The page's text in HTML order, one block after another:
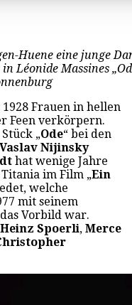
Huene eine junge
Léonide Massines
Frauen in hellen
Feen verkörpern.
„Ode“ bei den
Vaslav Nijinsky
hat wenige Jahre
im Film „Ein
welche
mit seinem
Vorbild war.
Heinz Spoerli, Merce